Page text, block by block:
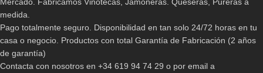
medida.
Pago totalmente seguro. Disponibilidad en tan solo 24/72 horas en tu
casa o negocio. Productos con total Garantía de Fabricación (2 años
de garantía)
Contacta con nosotros en +34 619 94 74 29 o por email a